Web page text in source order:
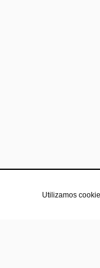
Utilizamos